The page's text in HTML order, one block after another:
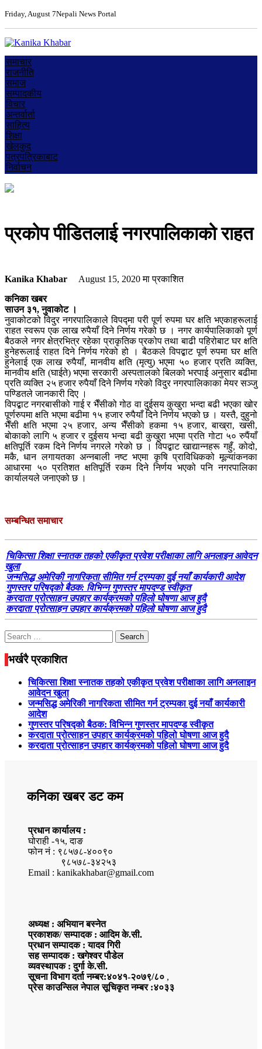
Friday, August 7Nepali News Portal
समाचार
राजनीति
समाज
सम्पादकीय
विचार
अन्तर्वार्ता
साहित्य
शिक्षा
खेलकुद
पत्रपत्रिकाबाट
निर्वाचन
प्रकोप पीडितलाई नगरपालिकाको राहत
Kanika Khabar August 15, 2020मा प्रकाशित
कनिका खबर
साउन ३१, नुवाकोट ।
नुवाकोटको विदुर नगरपालिकाले विपद्मा परी पूर्ण रुपमा घर क्षति भएकाहरूलाई
राहत स्वरूप एक लाख रुपैयाँ दिने निर्णय गरेको छ । नगर कार्यपालिकाको पूर्ण
बैठकले नगर क्षेत्रभित्र रहेका प्राकृतिक प्रकोप तथा बाढी पहिरोबाट घर क्षति
हुनेहरूलाई राहत दिने निर्णय गरेको हो । बैठकले विपद्बाट पूर्ण रुपमा घर क्षति
हुनेलाई एक लाख रुपैयाँ, मानवीय क्षति (मृत्यु) भएमा ५० हजार प्रति व्यक्ति,
मानवीय क्षति (घाईते) भएमा सरकारी अस्पतालको बिलको भरपाई अनुसार बढीमा
प्रति व्यक्ति २५ हजार रुपैयाँ दिने निर्णय गरेको विदुर नगरपालिकाका मेयर सञ्जु
पण्डितले जानकारी दिए ।
विपद्बाट नगरबासीको गाई र भैँसीको गोठ वा दुईसय कुखुरा भन्दा बढी भएका खोर
पूर्णरुपमा क्षति भएमा बढीमा १५ हजार रुपैयाँ दिने निर्णय भएको छ । यस्तै, दुहुनो
भैँसी क्षति भएमा २५ हजार, अन्य भैँसीको हकमा १५ हजार, बाख्रा, खसी,
बोकाको लागि ५ हजार र दुईसय भन्दा बढी कुखुरा भएमा प्रति गोटा ५० रुपैंयाँ
क्षतिपूर्ति रकम दिने निर्णय नगरले गरेको छ । विपद्बाट खाद्यान्नहरू गहुँ, कोदो,
मकै, धान लगायतका अन्नबाली नष्ट भएमा कृषि प्राविधिकको मूल्यांकनका
आधारमा ५० प्रतिशत क्षतिपूर्ति रकम दिने निर्णय भएको पनि नगरपालिका
कार्यालयले जनाएको छ ।
सम्बन्धित समाचार
चिकित्सा शिक्षा स्नातक तहको एकीकृत प्रवेश परीक्षाका लागि अनलाइन आवेदन
खुला
जन्मसिद्ध अमेरिकी नागरिकता सीमित गर्न ट्रम्पका दुई नयाँ कार्यकारी आदेश
गुणस्तर परिषद्को बैठक: विभिन्न गुणस्तर मापदण्ड स्वीकृत
करदाता प्रोत्साहन उपहार कार्यक्रमको पहिलो घोषणा आज हुदै
करदाता प्रोत्साहन उपहार कार्यक्रमको पहिलो घोषणा आज हुदै
Search
for:
भर्खरै प्रकाशित
चिकित्सा शिक्षा स्नातक तहको एकीकृत प्रवेश परीक्षाका लागि अनलाइन
आवेदन खुला
जन्मसिद्ध अमेरिकी नागरिकता सीमित गर्न ट्रम्पका दुई नयाँ कार्यकारी
आदेश
गुणस्तर परिषद्को बैठक: विभिन्न गुणस्तर मापदण्ड स्वीकृत
करदाता प्रोत्साहन उपहार कार्यक्रमको पहिलो घोषणा आज हुदै
करदाता प्रोत्साहन उपहार कार्यक्रमको पहिलो घोषणा आज हुदै
कनिका खबर डट कम
प्रधान कार्यालय :
घोराही -१५, दाङ
फोन नं : ९८५७८-४००९०
९८५७८-३४२५३
Email : kanikakhabar@gmail.com
अध्यक्ष : अभियान बस्नेत
प्रकाशक/ सम्पादक : आदिम के.सी.
प्रधान सम्पादक : यादव गिरी
सह सम्पादक : खगेश्वर पौडेल
व्यवस्थापक : दुर्गा के.सी.
सूचना विभाग दर्ता नम्बर:४०४१-२०७९/८० ,
प्रेस काउन्सिल नेपाल सूचिकृत नम्बर :४०३३